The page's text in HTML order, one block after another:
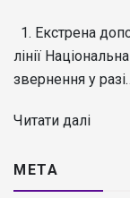
1. Екстрена
лінії
звернення у
Читати далі
МЕТА